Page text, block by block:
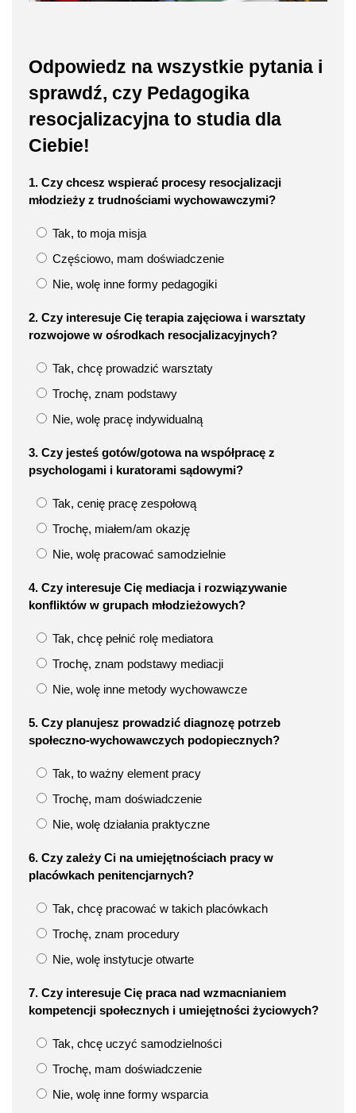
Odpowiedz na wszystkie pytania i
sprawdź, czy Pedagogika
resocjalizacyjna to studia dla
Ciebie!
1. Czy chcesz wspierać procesy resocjalizacji
młodzieży z trudnościami wychowawczymi?
Tak, to moja misja
Częściowo, mam doświadczenie
Nie, wolę inne formy pedagogiki
2. Czy interesuje Cię terapia zajęciowa i warsztaty
rozwojowe w ośrodkach resocjalizacyjnych?
Tak, chcę prowadzić warsztaty
Trochę, znam podstawy
Nie, wolę pracę indywidualną
3. Czy jesteś gotów/gotowa na współpracę z
psychologami i kuratorami sądowymi?
Tak, cenię pracę zespołową
Trochę, miałem/am okazję
Nie, wolę pracować samodzielnie
4. Czy interesuje Cię mediacja i rozwiązywanie
konfliktów w grupach młodzieżowych?
Tak, chcę pełnić rolę mediatora
Trochę, znam podstawy mediacji
Nie, wolę inne metody wychowawcze
5. Czy planujesz prowadzić diagnozę potrzeb
społeczno-wychowawczych podopiecznych?
Tak, to ważny element pracy
Trochę, mam doświadczenie
Nie, wolę działania praktyczne
6. Czy zależy Ci na umiejętnościach pracy w
placówkach penitencjarnych?
Tak, chcę pracować w takich placówkach
Trochę, znam procedury
Nie, wolę instytucje otwarte
7. Czy interesuje Cię praca nad wzmacnianiem
kompetencji społecznych i umiejętności życiowych?
Tak, chcę uczyć samodzielności
Trochę, mam doświadczenie
Nie, wolę inne formy wsparcia